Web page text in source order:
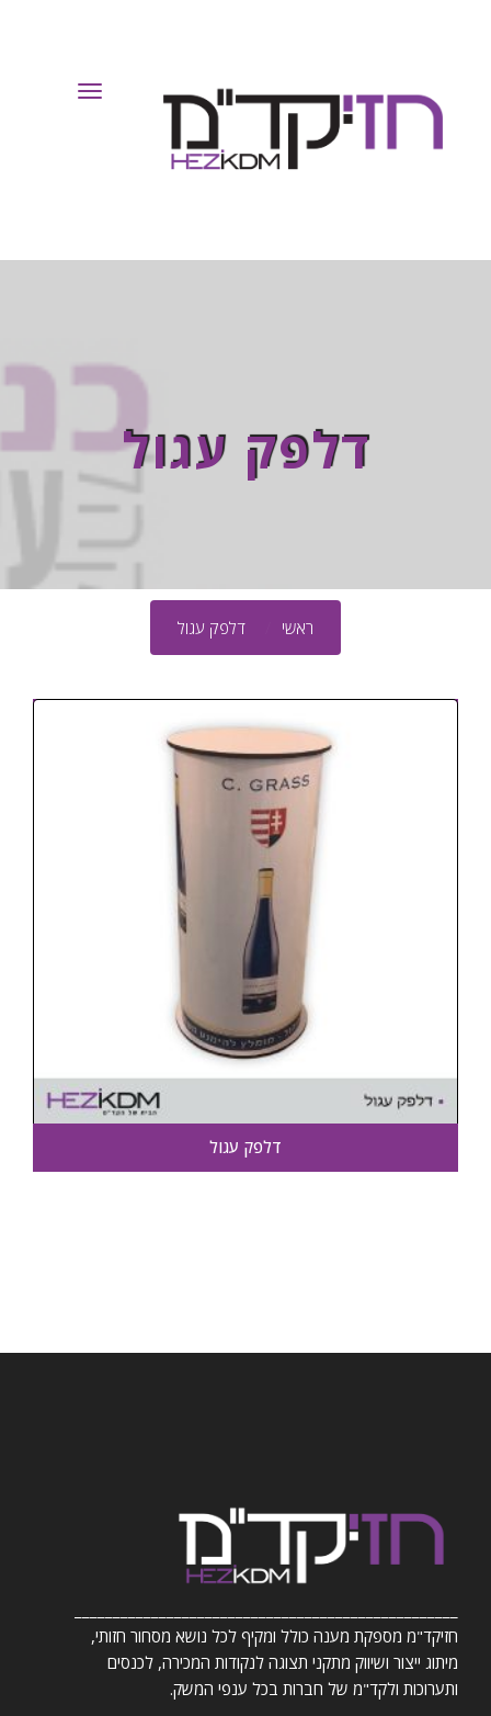
Toggle
דלפק עגול
ראשי דלפק עגול
דלפק עגול
חזיקד"מ מספקת מענה כולל ומקיף לכל נושא מסחור חזותי,
מיתוג ייצור ושיווק מתקני תצוגה לנקודות המכירה, לכנסים
ותערוכות ולקד"מ של חברות בכל ענפי המשק.